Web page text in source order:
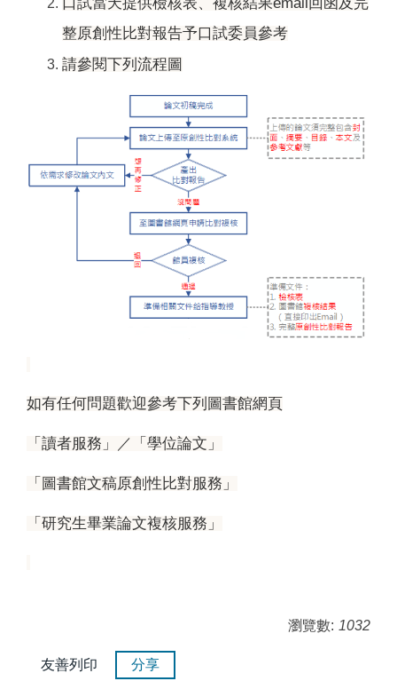
整原創性比對報告予口試委員參考
請參閱下列流程圖
如有任何問題歡迎參考下列圖書館網頁
「讀者服務」／「學位論文」
「圖書館文稿原創性比對服務」
「研究生畢業論文複核服務」
瀏覽數: 1032
友善列印 分享